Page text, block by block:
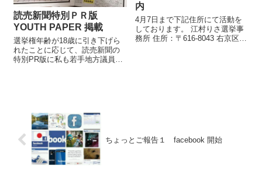
読売新聞特別ＰＲ版
YOUTH PAPER 掲載
選挙権年齢が18歳に引き下げら
れたことに応じて、読売新聞の
特別PR版に私も若手地方議員と
内
4月7日まで下記住所にて活動を
しております。 江村りさ選挙事
務所 住所：〒616-8043 右京区花
ちょっとご報告１ facebook 開始